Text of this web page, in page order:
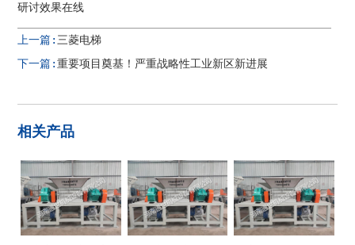
研讨效果在线
上一篇:三菱电梯
下一篇:重要项目奠基！严重战略性工业新区新进展
相关产品